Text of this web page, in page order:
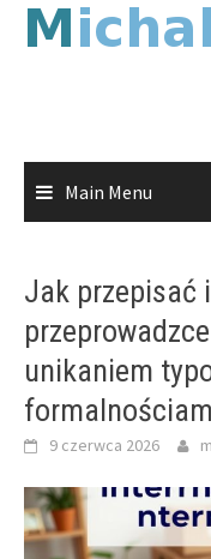
Skip
Main Menu
Jak przepisać
unikaniem
9 czerwca 2026